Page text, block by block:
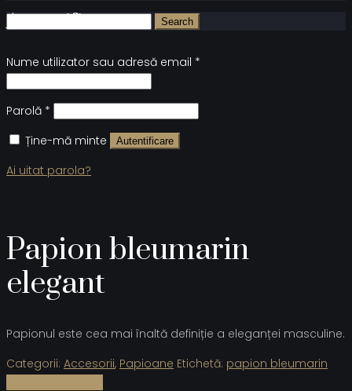
Autentificare
Nume utilizator sau adresă email *
Parolă *
Ține-mă minte
Autentificare
Ai uitat parola?
Papion bleumarin
elegant
Papionul este cea mai înaltă definiție a eleganței masculine.
Categorii: Accesorii, Papioane Etichetă: papion bleumarin